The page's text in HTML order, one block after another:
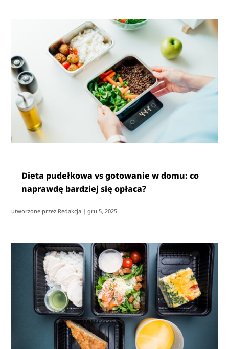
Dieta pudełkowa vs gotowanie w domu: co
naprawdę bardziej się opłaca?
utworzone przez Redakcja |gru 5, 2025